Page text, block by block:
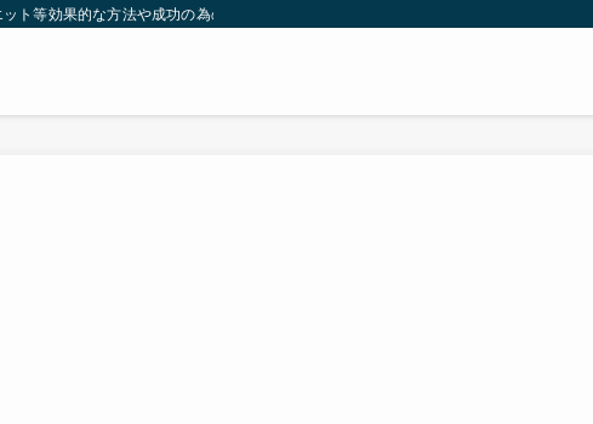
ト等効果的な方法や成功の為の秘訣等。太ったり悩んでいる方々が簡単に痩せること